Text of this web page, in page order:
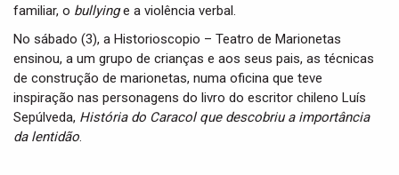
familiar, o bullyinge a violência verbal.
No sábado (3), a Historioscopio – Teatro de Marionetas
ensinou, a um grupo de crianças e aos seus pais, as técnicas
de construção de marionetas, numa oficina que teve
inspiração nas personagens do livro do escritor chileno Luís
Sepúlveda, História do Caracol que descobriu a importância
da lentidão.